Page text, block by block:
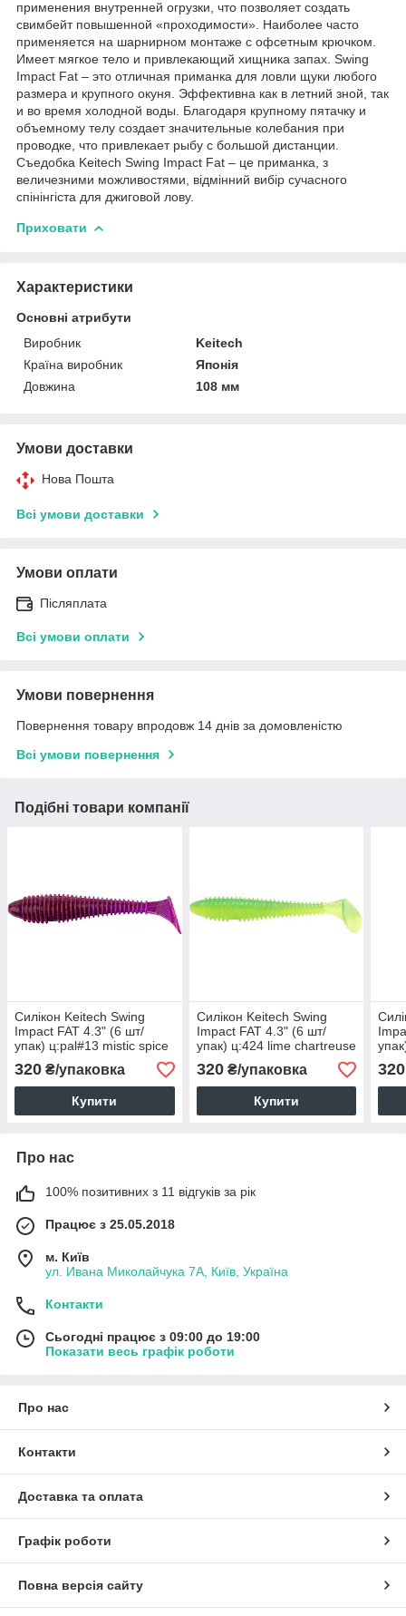
применения внутренней огрузки, что позволяет создать
свимбейт повышенной «проходимости». Наиболее часто
применяется на шарнирном монтаже с офсетным крючком.
Имеет мягкое тело и привлекающий хищника запах. Swing
Impact Fat – это отличная приманка для ловли щуки любого
размера и крупного окуня. Эффективна как в летний зной, так
и во время холодной воды. Благодаря крупному пятачку и
объемному телу создает значительные колебания при
проводке, что привлекает рыбу с большой дистанции.
Съедобка Keitech Swing Impact Fat – це приманка, з
величезними можливостями, відмінний вибір сучасного
спінінгіста для джиговой лову.
Приховати
Характеристики
Основні атрибути
Виробник
Keitech
Країна виробник
Японія
Довжина
108 мм
Умови доставки
Нова Пошта
Всі умови доставки
Умови оплати
Післяплата
Всі умови оплати
Умови повернення
Повернення товару впродовж 14 днів за домовленістю
Всі умови повернення
Подібні товари компанії
Силікон Keitech Swing
Impact FAT 4.3" (6 шт/
упак) ц:pal#13 mistic spice
320 ₴/упаковка
Купити
Силікон Keitech Swing
Impact FAT 4.3" (6 шт/
упак) ц:424 lime chartreuse
320₴/упаковка
Купити
320
Про нас
100% позитивних з 11 відгуків за рік
Працює з 25.05.2018
м. Київ
ул. Ивана Миколайчука 7А, Київ, Україна
Контакти
Сьогодні працює з 09:00 до 19:00
Показати весь графік роботи
Про нас
Контакти
Доставка та оплата
Графік роботи
Повна версія сайту